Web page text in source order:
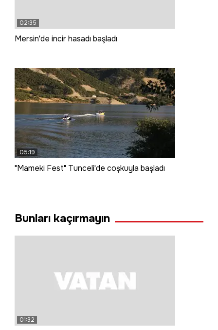
02:35
Mersin'de incir hasadı başladı
05:19
"Mameki Fest" Tunceli'de coşkuyla başladı
Bunları kaçırmayın
01:32